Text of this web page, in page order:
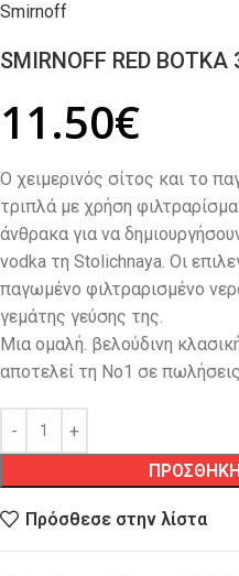
Smirnoff
SMIRNOFF RED ΒΟΤΚΑ
11.50€
Ο χειμερινός σίτος και το
τριπλά με χρήση
άνθρακα για να
vodka τη Stolichnaya. Οι
παγωμένο φιλτραρισμένο
γεμάτης γεύσης της.
Μια ομαλή. βελούδινη
αποτελεί τη Νο1 σε
Πρόσθεσε στην λίστα